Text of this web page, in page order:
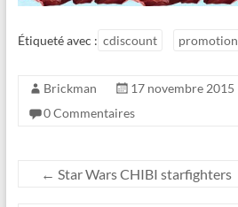
Étiqueté avec : cdiscount promotion
Brickman 17 novembre 2015
0 Commentaires
← Star Wars CHIBI starfighters